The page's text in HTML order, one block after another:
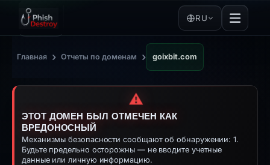
RU
Главная › Отчеты по доменам › goixbit.com
⚠️
ЭТОТ ДОМЕН БЫЛ ОТМЕЧЕН КАК
ВРЕДОНОСНЫЙ
Механизмы безопасности сообщают об обнаружении: 1.
Будьте предельно осторожны — не вводите учетные
данные или личную информацию.